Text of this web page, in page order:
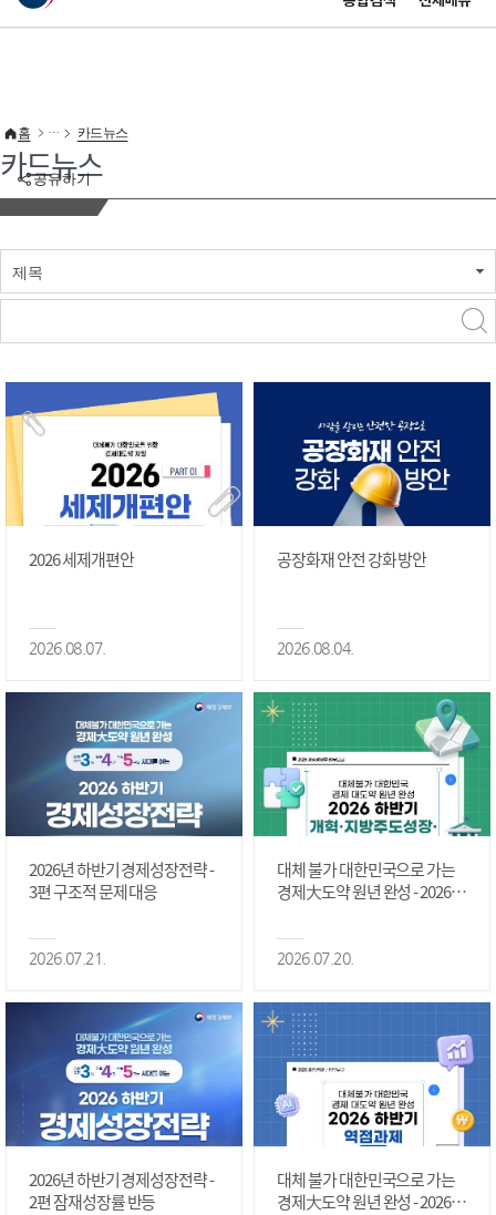
이 누리집은 대한민국 공식 전자정부 누리집입니다.
공유하기
홈 카드뉴스
카드뉴스
제목
2026 세제개편안
2026.08.07.
공장화재 안전 강화 방안
2026.08.04.
2026년 하반기 경제성장전략 -
3편 구조적 문제 대응
2026.07.21.
대체 불가 대한민국으로 가는
경제大도약 원년 완성 - 2026 하
정상화 #2편
2026.07.20.
2026년 하반기 경제성장전략 -
2편 잠재성장률 반등
대체 불가 대한민국으로 가는
경제大도약 원년 완성 - 2026 하